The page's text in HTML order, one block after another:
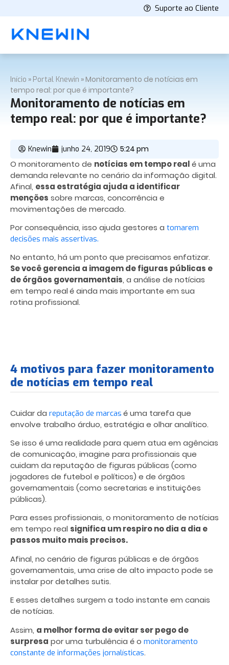
Suporte ao Cliente
Início » Portal Knewin »Monitoramento de notícias em
tempo real: por que é importante?
Monitoramento de notícias em
tempo real: por que é importante?
Knewin junho 24, 2019 5:24 pm
O monitoramento de notícias em tempo realé uma
demanda relevante no cenário da informação digital.
Afinal, essa estratégia ajuda a identificar
menções sobre marcas, concorrência e
movimentações de mercado.
Por consequência, isso ajuda gestores a tomarem
decisões mais assertivas.
No entanto, há um ponto que precisamos enfatizar.
Se você gerencia a imagem de figuras públicas e
de órgãos governamentais, a análise de notícias
em tempo realé ainda mais importante em sua
rotina profissional.
4 motivos para fazer monitoramento
de notícias em tempo real
Cuidar da reputação de marcas é uma tarefa que
envolve trabalho árduo, estratégia e olhar analítico.
Se isso é uma realidade para quem atua em agências
de comunicação, imagine para profissionais que
cuidam da reputação de figuras públicas (como
jogadores de futebol e políticos) e de órgãos
governamentais (como secretarias e instituições
públicas).
Para esses profissionais, o monitoramento de notícias
em tempo real significa um respiro no dia a dia e
passos muito mais precisos.
Afinal, no cenário de figuras públicas e de órgãos
governamentais, uma crise de alto impacto pode se
instalar por detalhes sutis.
E esses detalhes surgem a todo instante em canais
de notícias.
Assim, a melhor forma de evitar ser pego de
surpresa por uma turbulência é o monitoramento
constante de informações jornalísticas.